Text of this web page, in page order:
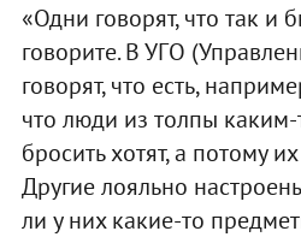
«Одни говорят, что так и
говорите. В УГО
говорят, что есть,
что люди из толпы
бросить хотят, а потому
Другие лояльно
ли у них какие-то